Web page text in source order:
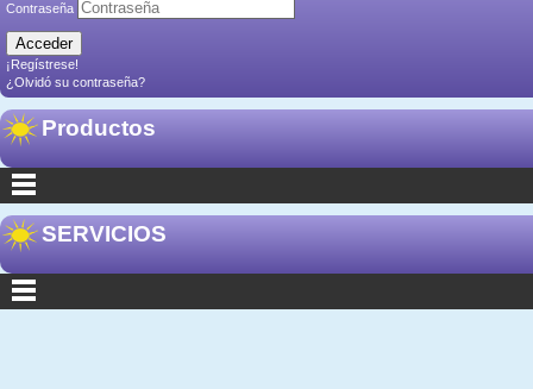
Contraseña
¡Regístrese!
¿Olvidó su contraseña?
Productos
SERVICIOS